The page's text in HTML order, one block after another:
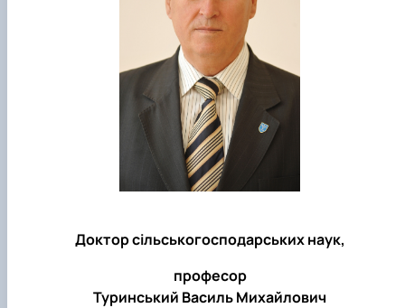
Доктор сільськогосподарських наук,
професор
Туринський Василь Михайлович